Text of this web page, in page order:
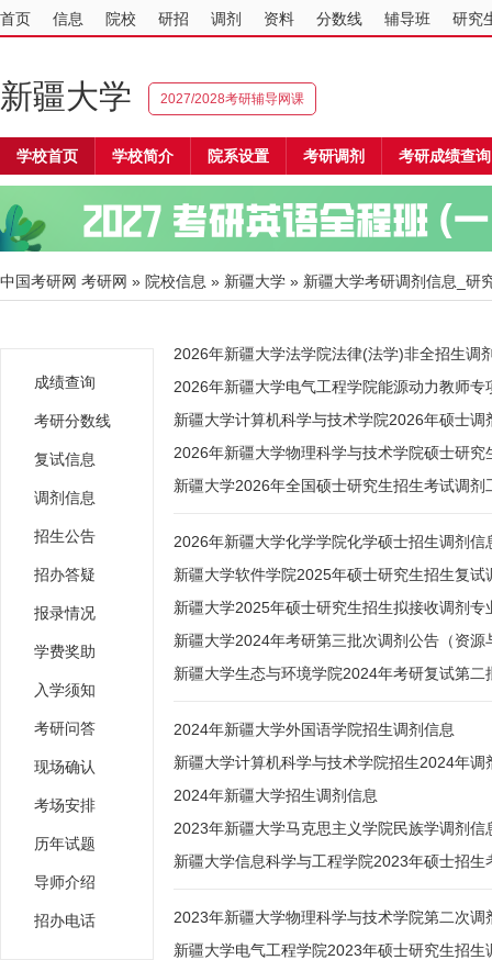
首页 信息 院校 研招 调剂 资料 分数线 辅导班 研究
新疆大学 2027/2028考研辅导网课
学校首页 学校简介 院系设置 考研调剂 考研成绩查询
中国考研网 考研网 » 院校信息 » 新疆大学 » 新疆大学考研调剂信息_研
成绩查询
考研分数线
复试信息
调剂信息
招生公告
招办答疑
报录情况
学费奖助
入学须知
考研问答
现场确认
考场安排
历年试题
导师介绍
招办电话
2026年新疆大学法学院法律(法学)非全招生调
2026年新疆大学电气工程学院能源动力教师专
新疆大学计算机科学与技术学院2026年硕士调
2026年新疆大学物理科学与技术学院硕士研
新疆大学2026年全国硕士研究生招生考试调剂
2026年新疆大学化学学院化学硕士招生调剂信
新疆大学软件学院2025年硕士研究生招生复试
新疆大学2025年硕士研究生招生拟接收调剂专
新疆大学2024年考研第三批次调剂公告（资
新疆大学生态与环境学院2024年考研复试第二
2024年新疆大学外国语学院招生调剂信息
新疆大学计算机科学与技术学院招生2024年调
2024年新疆大学招生调剂信息
2023年新疆大学马克思主义学院民族学调剂信
新疆大学信息科学与工程学院2023年硕士招
2023年新疆大学物理科学与技术学院第二次调
新疆大学电气工程学院2023年硕士研究生招生